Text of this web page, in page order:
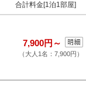
合計料金[1泊1部屋]
7,900円～
（大人1名：7,900円）